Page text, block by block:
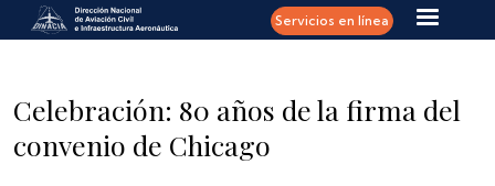
Pasar al contenido principal Servicios en línea
Celebración: 80 años de la firma del
convenio de Chicago